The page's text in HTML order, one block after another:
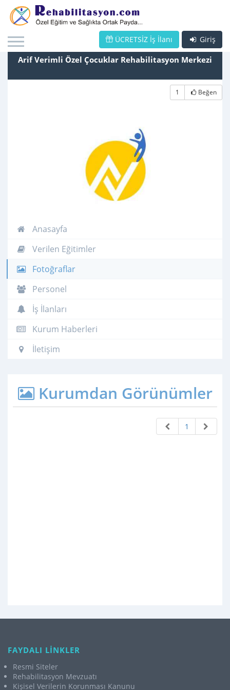
Giriş
ÜCRETSİZ İş İlanı
Arif Verimli Özel Çocuklar Rehabilitasyon Merkezi
1 Beğen
Anasayfa
Verilen Eğitimler
Fotoğraflar
Personel
İş İlanları
Kurum Haberleri
İletişim
Kurumdan Görünümler
1
FAYDALI LİNKLER
Resmi Siteler
Rehabilitasyon Mevzuatı
Kişisel Verilerin Korunması Kanunu